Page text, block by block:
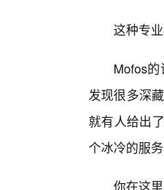
这种专
Mofos
发现很多深
就有人给出
个冰冷的服
你在这